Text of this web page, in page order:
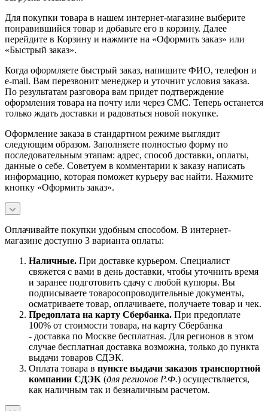
Для покупки товара в нашем интернет-магазине выберите
понравившийся товар и добавьте его в корзину. Далее
перейдите в Корзину и нажмите на «Оформить заказ» или
«Быстрый заказ».
Когда оформляете быстрый заказ, напишите ФИО, телефон и
e-mail. Вам перезвонит менеджер и уточнит условия заказа.
По результатам разговора вам придет подтверждение
оформления товара на почту или через СМС. Теперь останется
только ждать доставки и радоваться новой покупке.
Оформление заказа в стандартном режиме выглядит
следующим образом. Заполняете полностью форму по
последовательным этапам: адрес, способ доставки, оплаты,
данные о себе. Советуем в комментарии к заказу написать
информацию, которая поможет курьеру вас найти. Нажмите
кнопку «Оформить заказ».
Оплачивайте покупки удобным способом. В интернет-
магазине доступно 3 варианта оплаты:
Наличные. При доставке курьером. Специалист
свяжется с вами в день доставки, чтобы уточнить время
и заранее подготовить сдачу с любой купюры. Вы
подписываете товаросопроводительные документы,
осматриваете товар, оплачиваете, получаете товар и чек.
Предоплата на карту Сбербанка. При предоплате
100% от стоимости товара, на карту Сбербанка
- доставка по Москве бесплатная. Для регионов в этом
случае бесплатная доставка возможна, только до пункта
выдачи товаров СДЭК.
Оплата товара в пункте выдачи заказов транспортной
компании СДЭК (для регионов Р.Ф.) осуществляется,
как наличным так и безналичным расчетом.